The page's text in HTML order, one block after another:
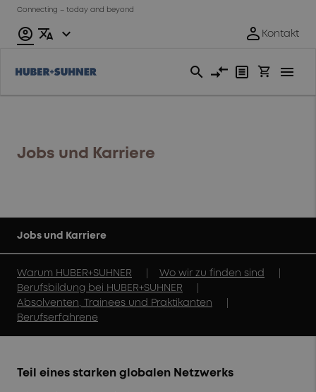
Connecting – today and beyond
Jobs und Karriere
Jobs und Karriere
Warum HUBER+SUHNER Wo wir zu finden sind
Berufsbildung bei HUBER+SUHNER
Absolventen, Trainees und Praktikanten
Berufserfahrene
Teil eines starken globalen Netzwerks